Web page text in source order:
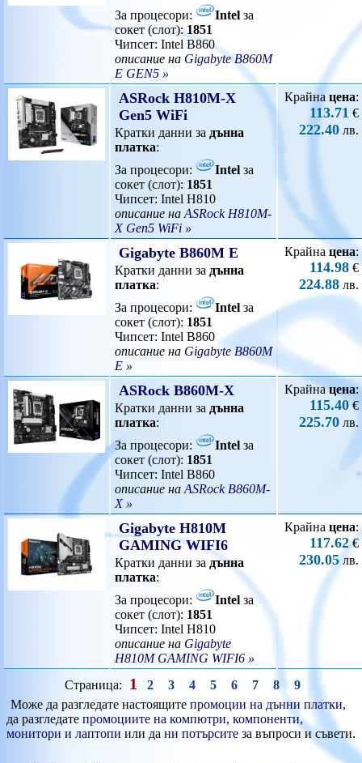
За процесори:
Intel за
сокет (слот):1851
Чипсет: Intel B860
описание на Gigabyte B860M
E GEN5 »
ASRock H810M-X
Gen5 WiFi
Кратки данни за дънна
платка:
За процесори:
Intel за
сокет (слот): 1851
Чипсет: Intel H810
описание на ASRock H810M-
X Gen5 WiFi »
Крайна цена:
113.71 €
222.40 лв.
Gigabyte B860M E
Кратки данни за дънна
платка:
За процесори:
Intel за
сокет (слот): 1851
Чипсет: Intel B860
описание на Gigabyte B860M
E »
Крайна цена:
114.98 €
224.88 лв.
ASRock B860M-X
Кратки данни за дънна
платка:
За процесори:
Intel за
сокет (слот): 1851
Чипсет: Intel B860
описание на ASRock B860M-
X »
Крайнацена:
115.40€
225.70 лв.
Gigabyte H810M
GAMING WIFI6
Кратки данни за дънна
платка:
За процесори:
Intel за
сокет (слот): 1851
Чипсет: Intel H810
описание на Gigabyte
H810M GAMING WIFI6 »
Крайна цена:
117.62€
230.05 лв.
Страница: 1 2 3 4 5 6 7 8
9
Може да разгледате настоящите промоции на дънни платки,
да разгледате промоциите на компютри, компоненти,
монитори и лаптопи или да ни потърсите за въпроси и съвети.